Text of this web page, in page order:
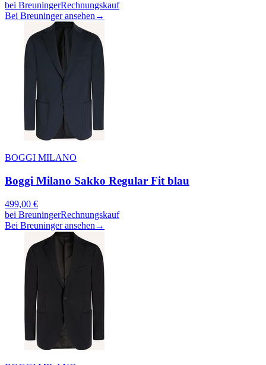
bei BreuningerRechnungskauf
Bei Breuninger ansehen →
BOGGI MILANO
Boggi Milano Sakko Regular Fit blau
499,00 €
bei BreuningerRechnungskauf
Bei Breuninger ansehen →